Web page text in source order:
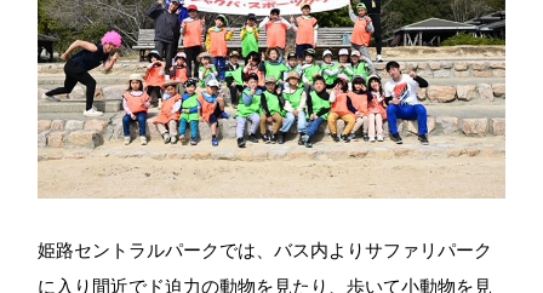
姫路セントラルパークでは、バス内よりサファリパーク
に入り間近でド迫力の動物を見たり、歩いて小動物を見